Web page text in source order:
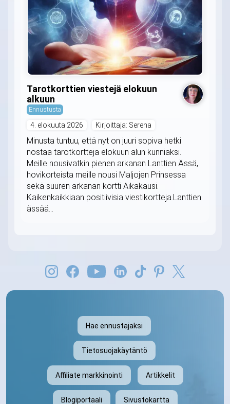
Tarotkorttien viestejä elokuun
alkuun
Ennustusta
4. elokuuta 2026 Kirjoittaja: Serena
Minusta tuntuu, että nyt on juuri sopiva hetki
nostaa tarotkortteja elokuun alun kunniaksi.
Meille nousivatkin pienen arkanan Lanttien Ässä,
hovikorteista meille nousi Maljojen Prinsessa
sekä suuren arkanan kortti Aikakausi.
Kaikenkaikkiaan positiivisia viestikortteja.Lanttien
ässää...
Hae ennustajaksi
Tietosuojakäytäntö
Affiliate markkinointi Artikkelit
Blogiportaali Sivustokartta